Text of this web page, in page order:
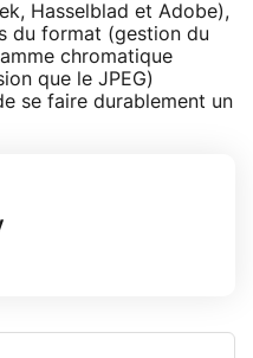
Hasselblad et Adobe),
du format (gestion du
chromatique
que le JPEG)
se faire durablement un